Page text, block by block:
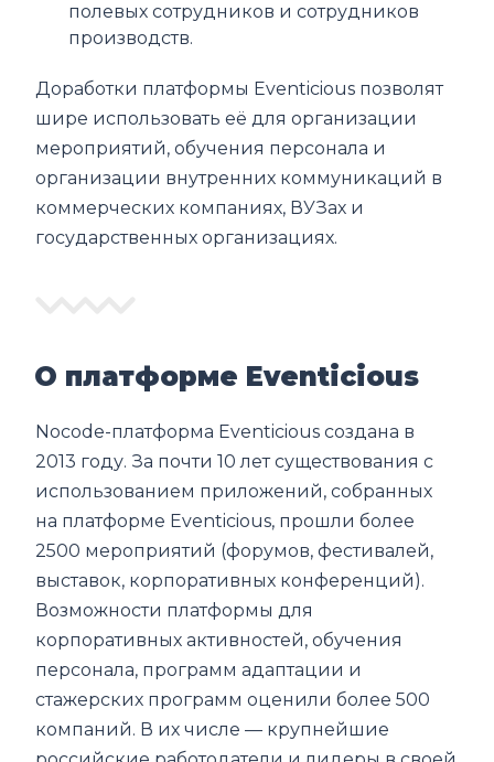
полевых сотрудников и сотрудников
производств.
Доработки платформы Eventicious позволят
шире использовать её для организации
мероприятий, обучения персонала и
организации внутренних коммуникаций в
коммерческих компаниях, ВУЗах и
государственных организациях.
О платформе Eventicious
Nocode-платформа Eventicious создана в
2013 году. За почти 10 лет существования с
использованием приложений, собранных
на платформе Eventicious, прошли более
2500 мероприятий (форумов, фестивалей,
выставок, корпоративных конференций).
Возможности платформы для
корпоративных активностей, обучения
персонала, программ адаптации и
стажерских программ оценили более 500
компаний. В их числе — крупнейшие